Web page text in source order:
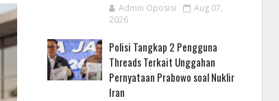
Admin Oposisi
Aug 07,
2026
Polisi Tangkap 2 Pengguna
Threads Terkait Unggahan
Pernyataan Prabowo soal Nuklir
Iran